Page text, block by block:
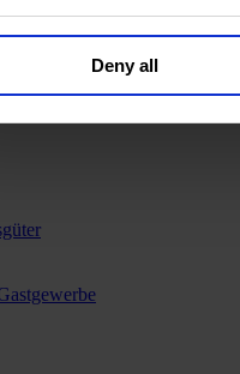
Deny all
Entwicklung